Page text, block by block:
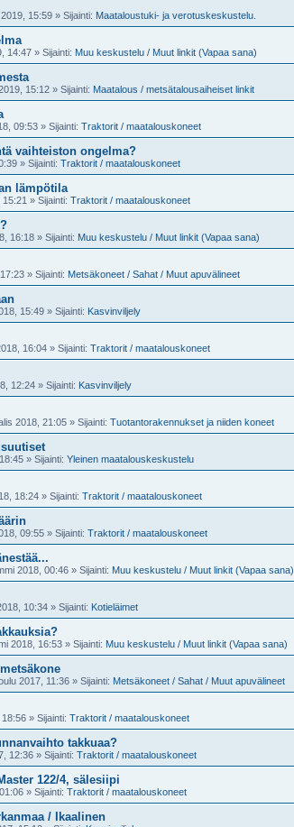
15:59 » Sijainti: Maataloustuki- ja verotuskeskustelu.
14:47 » Sijainti: Muu keskustelu / Muut linkit (Vapaa sana)
15:12 » Sijainti: Maatalous / metsätalousaiheiset linkit
09:53 » Sijainti: Traktorit / maatalouskoneet
vaihteiston ongelma?
» Sijainti: Traktorit / maatalouskoneet
lämpötila
» Sijainti: Traktorit / maatalouskoneet
16:18 » Sijainti: Muu keskustelu / Muut linkit (Vapaa sana)
» Sijainti: Metsäkoneet / Sahat / Muut apuvälineet
15:49 » Sijainti: Kasvinviljely
16:04 » Sijainti: Traktorit / maatalouskoneet
12:24 » Sijainti: Kasvinviljely
2018, 21:05 » Sijainti: Tuotantorakennukset ja niiden koneet
» Sijainti: Yleinen maatalouskeskustelu
18:24 » Sijainti: Traktorit / maatalouskoneet
09:55 » Sijainti: Traktorit / maatalouskoneet
2018, 00:46 » Sijainti: Muu keskustelu / Muut linkit (Vapaa sana)
10:34 » Sijainti: Kotieläimet
2018, 16:53 » Sijainti: Muu keskustelu / Muut linkit (Vapaa sana)
2017, 11:36 » Sijainti: Metsäkoneet / Sahat / Muut apuvälineet
» Sijainti: Traktorit / maatalouskoneet
takkuaa?
12:36 » Sijainti: Traktorit / maatalouskoneet
122/4, sälesiipi
» Sijainti: Traktorit / maatalouskoneet
/ Ikaalinen